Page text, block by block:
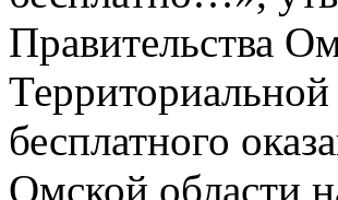
Правительства
бесплатного
Омской области